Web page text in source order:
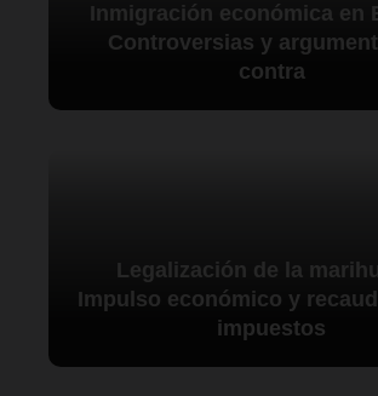
Inmigración económica en
Controversias y
contra
Legalización de la
Impulso económico y
impuestos